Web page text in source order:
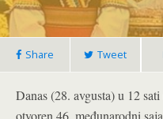
Share Tweet
Danas (28. avgusta) u 12
otvoren 46. međunarodni